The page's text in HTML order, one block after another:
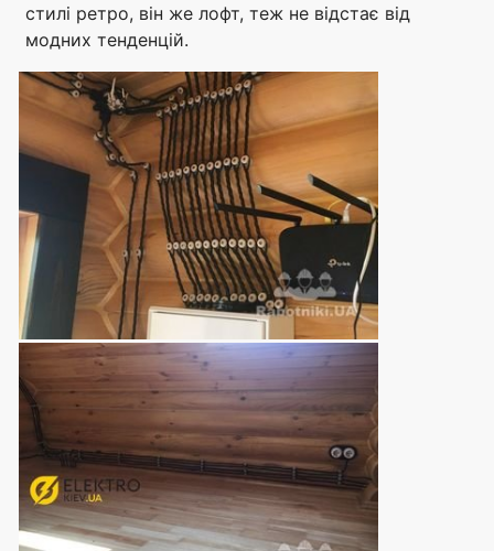
стилі ретро, ​​він же лофт, теж не відстає від
модних тенденцій.